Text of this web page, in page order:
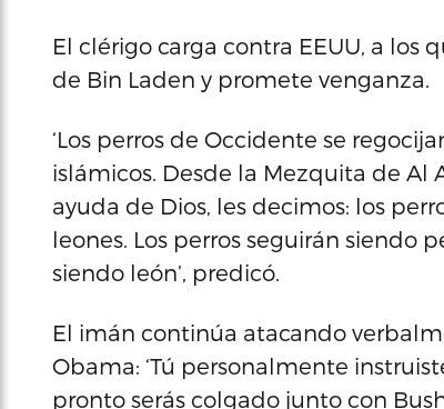
El clérigo carga contra EEUU, a los
de Bin Laden y promete venganza.
‘Los perros de Occidente se
islámicos. Desde la Mezquita de Al
ayuda de Dios, les decimos: los
leones. Los perros seguirán siendo
siendo león’, predicó.
El imán continúa atacando
Obama: ‘Tú personalmente
pronto serás colgado junto con